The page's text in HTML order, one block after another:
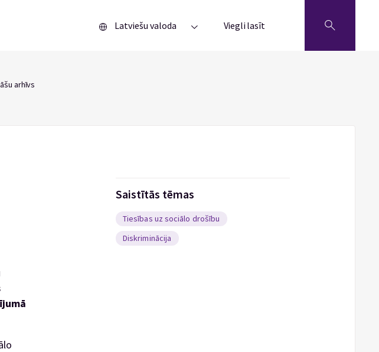
Latviešu valoda Viegli lasīt
arhīvs
Saistītās tēmas
Tiesības uz sociālo drošību
Diskriminācija